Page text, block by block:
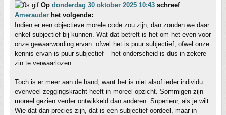
Op donderdag 30 oktober 2025 10:43 schreef
Amerauder het volgende:
Indien er een objectieve morele code zou zijn, dan zouden we daar
enkel subjectief bij kunnen. Wat dat betreft is het om het even voor
onze gewaarwording ervan: ofwel het is puur subjectief, ofwel onze
kennis ervan is puur subjectief – het onderscheid is dus in zekere
zin te verwaarlozen.
Toch is er meer aan de hand, want het is niet alsof ieder individu
evenveel zeggingskracht heeft in moreel opzicht. Sommigen zijn
moreel gezien verder ontwikkeld dan anderen. Superieur, als je wilt.
Wie dat dan precies zijn, dat is een subjectief oordeel, maar in